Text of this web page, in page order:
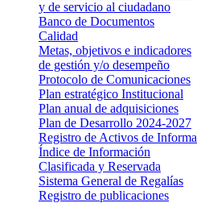
y de servicio al ciudadano
Banco de Documentos
Calidad
Metas, objetivos e indicadores
de gestión y/o desempeño
Protocolo de Comunicaciones
Plan estratégico Institucional
Plan anual de adquisiciones
Plan de Desarrollo 2024-2027
​Registro de Activos de
Índice de Información
Clasificada y Reservada
Sistema General de Regalías
Registro de publicaciones